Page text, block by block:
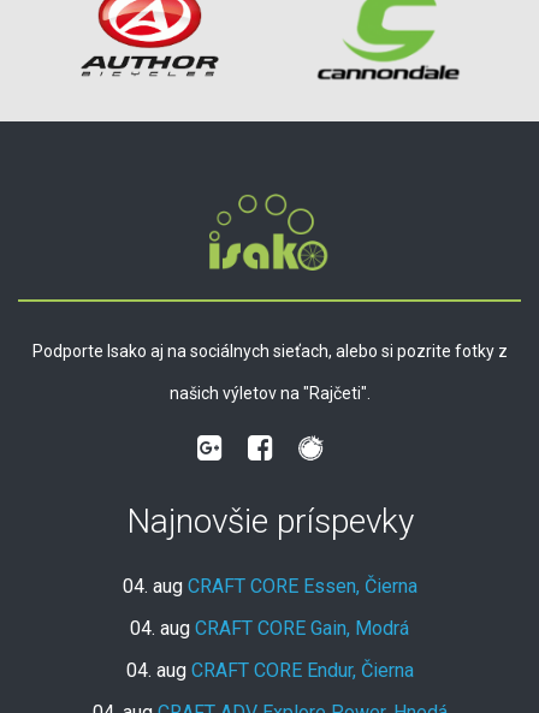
Podporte Isako aj na sociálnych sieťach, alebo si pozrite fotky z
našich výletov na "Rajčeti".
Najnovšie príspevky
04. aug CRAFT CORE Essen, Čierna
04. aug CRAFT CORE Gain, Modrá
04. aug CRAFT CORE Endur, Čierna